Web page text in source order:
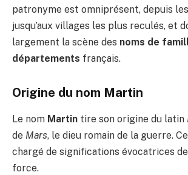
patronyme est omniprésent, depuis
jusqu’aux villages les plus reculés, et
largement la scène des noms de
départements français.
Origine du nom Martin
Le nom Martin tire son origine du latin
de Mars, le dieu romain de la guerre.
chargé de significations évocatrices
force.